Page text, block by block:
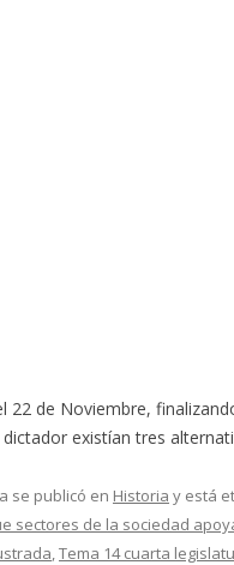
22 de Noviembre,
existían tres
se publicó en Historia y está
sectores de la sociedad
,Tema 14 cuarta